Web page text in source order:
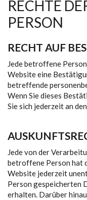
RECHTE
PERSON
RECHT AUF
Jede betroffene
Website eine
betreffende
Wenn Sie dieses
Sie sich jederzeit an
Jede von der
betroffene Person hat
Website jederzeit
Person gespeicherten
erhalten. Darüber